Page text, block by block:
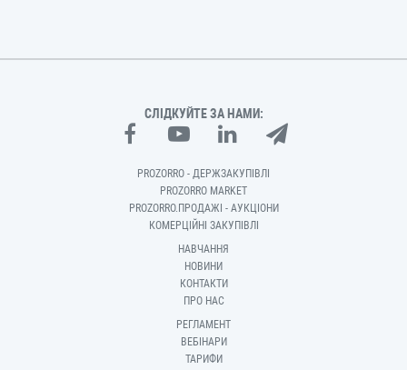
СЛІДКУЙТЕ ЗА НАМИ:
PROZORRO - ДЕРЖЗАКУПІВЛІ
PROZORRO MARKET
PROZORRO.ПРОДАЖІ - АУКЦІОНИ
КОМЕРЦІЙНІ ЗАКУПІВЛІ
НАВЧАННЯ
НОВИНИ
КОНТАКТИ
ПРО НАС
РЕГЛАМЕНТ
ВЕБІНАРИ
ТАРИФИ